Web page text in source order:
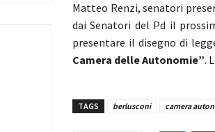
Matteo Renzi, senatori
dai Senatori del Pd il
presentare il disegno di
Camera delle Autonomie”.
TAGS berlusconi camera